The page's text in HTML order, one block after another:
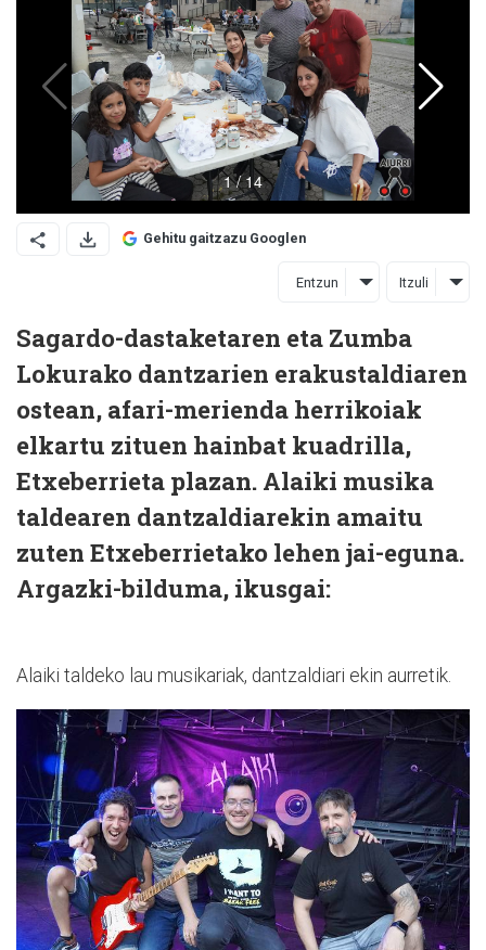
Gehitu gaitzazu Googlen
Entzun Itzuli
Sagardo-dastaketaren eta Zumba
Lokurako dantzarien erakustaldiaren
ostean, afari-merienda herrikoiak
elkartu zituen hainbat kuadrilla,
Etxeberrieta plazan. Alaiki musika
taldearen dantzaldiarekin amaitu
zuten Etxeberrietako lehen jai-eguna.
Argazki-bilduma, ikusgai:
Alaiki taldeko lau musikariak, dantzaldiari ekin aurretik.